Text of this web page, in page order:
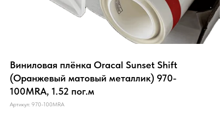
Виниловая плёнка Oracal Sunset Shift
(Оранжевый матовый металлик) 970-
100MRA, 1.52 пог.м
Артикул: 970-100MRA